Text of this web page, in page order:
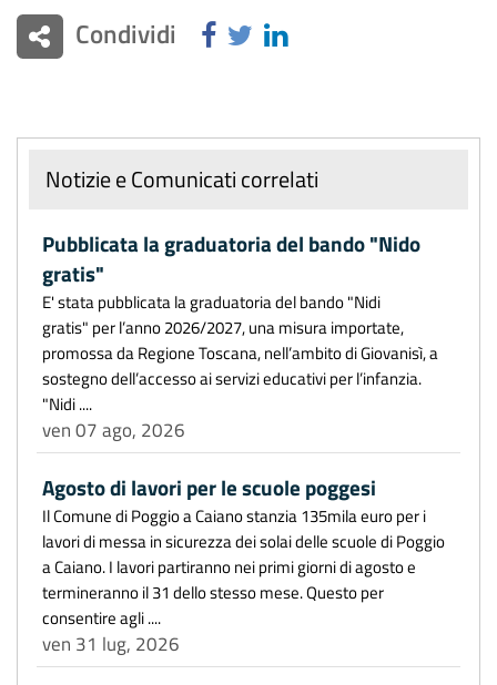
Condividi
Notizie e Comunicati correlati
Pubblicata la graduatoria del bando "Nido
gratis"
E' stata pubblicata la graduatoria del bando "Nidi
gratis" per l’anno 2026/2027, una misura importate,
promossa da Regione Toscana, nell’ambito di Giovanisì, a
sostegno dell’accesso ai servizi educativi per l’infanzia.
"Nidi ....
ven 07 ago, 2026
Agosto di lavori per le scuole poggesi
Il Comune di Poggio a Caiano stanzia 135mila euro per i
lavori di messa in sicurezza dei solai delle scuole di Poggio
a Caiano. I lavori partiranno nei primi giorni di agosto e
termineranno il 31 dello stesso mese. Questo per
consentire agli ....
ven 31 lug, 2026